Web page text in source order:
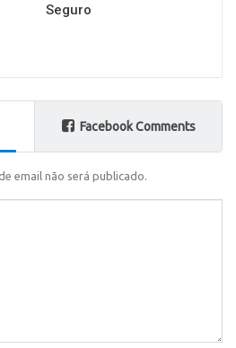
Seguro
Facebook Comments
email não será publicado.